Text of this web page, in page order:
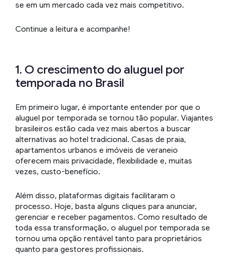
se em um mercado cada vez mais competitivo.
Continue a leitura e acompanhe!
1. O crescimento do aluguel por
temporada no Brasil
Em primeiro lugar, é importante entender por que o
aluguel por temporada se tornou tão popular. Viajantes
brasileiros estão cada vez mais abertos a buscar
alternativas ao hotel tradicional. Casas de praia,
apartamentos urbanos e imóveis de veraneio
oferecem mais privacidade, flexibilidade e, muitas
vezes, custo-benefício.
Além disso, plataformas digitais facilitaram o
processo. Hoje, basta alguns cliques para anunciar,
gerenciar e receber pagamentos. Como resultado de
toda essa transformação, o aluguel por temporada se
tornou uma opção rentável tanto para proprietários
quanto para gestores profissionais.